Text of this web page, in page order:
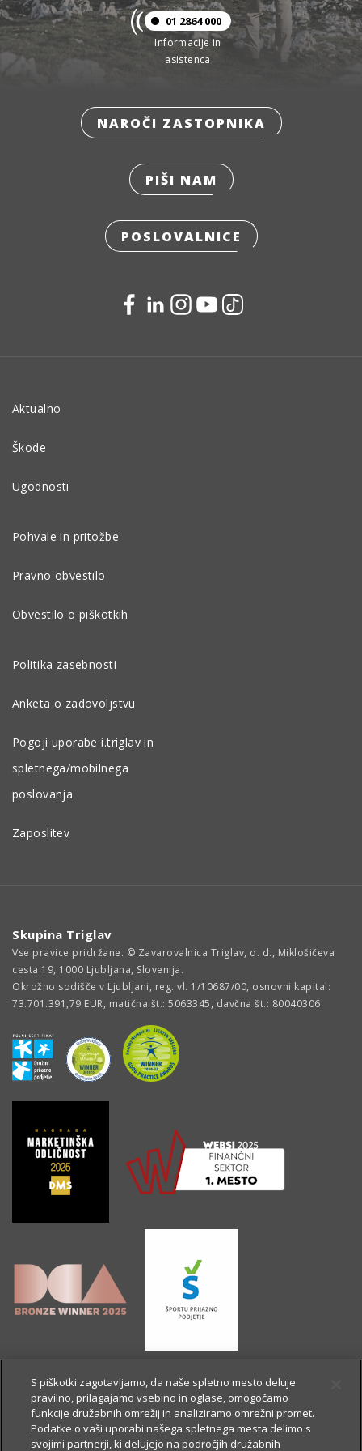
01 2864 000
Informacije in
asistenca
NAROČI ZASTOPNIKA
PIŠI NAM
POSLOVALNICE
Aktualno
Škode
Ugodnosti
Pohvale in pritožbe
Pravno obvestilo
Obvestilo o piškotkih
Politika zasebnosti
Anketa o zadovoljstvu
Pogoji uporabe i.triglav in
spletnega/mobilnega
poslovanja
Zaposlitev
Skupina Triglav
Vse pravice pridržane. © Zavarovalnica Triglav, d. d., Miklošičeva
cesta 19, 1000 Ljubljana, Slovenija.
Okrožno sodišče v Ljubljani, reg. vl. 1/10687/00, osnovni kapital:
73.701.391,79 EUR, matična št.: 5063345, davčna št.: 80040306
S piškotki zagotavljamo, da naše spletno mesto deluje
pravilno, prilagajamo vsebino in oglase, omogočamo
funkcije družabnih omrežij in analiziramo omrežni promet.
Podatke o vaši uporabi našega spletnega mesta delimo s
svojimi partnerji, ki delujejo na področjih družabnih